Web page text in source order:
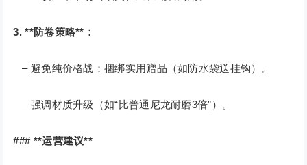
3. **防卷策略**：
– 避免纯价格战：捆绑实用赠品（如防水袋送挂钩）。
– 强调材质升级（如“比普通尼龙耐磨3倍”）。
### **运营建议**